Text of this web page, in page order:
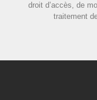
droit d’accès, de
traitement